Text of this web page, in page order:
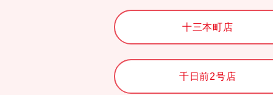
十三本町店
千日前2号店